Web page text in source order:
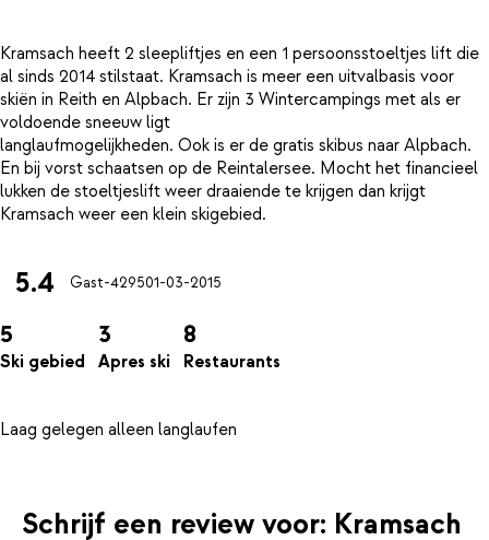
Kramsach heeft 2 sleepliftjes en een 1 persoonsstoeltjes lift die
al sinds 2014 stilstaat. Kramsach is meer een uitvalbasis voor
skiën in Reith en Alpbach. Er zijn 3 Wintercampings met als er
voldoende sneeuw ligt
langlaufmogelijkheden. Ook is er de gratis skibus naar Alpbach.
En bij vorst schaatsen op de Reintalersee. Mocht het financieel
lukken de stoeltjeslift weer draaiende te krijgen dan krijgt
5.4 Gast-429501-03-2015
5
Ski gebied
3
Apres ski
8
Restaurants
Schrijf een review voor: Kramsach